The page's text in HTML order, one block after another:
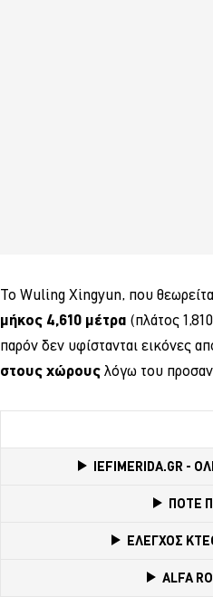
To Wuling Xingyun, που
μήκος 4,610 μέτρα (πλάτος
παρόν δεν υφίστανται εικόνες
στους χώρους λόγω του
IEFIMERIDA.GR -
ΠΟΤΕ
ΕΛΕΓΧΟΣ
ALFA